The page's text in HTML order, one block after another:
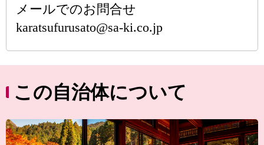
メールでのお問合せ
karatsufurusato@sa-ki.co.jp
この自治体について